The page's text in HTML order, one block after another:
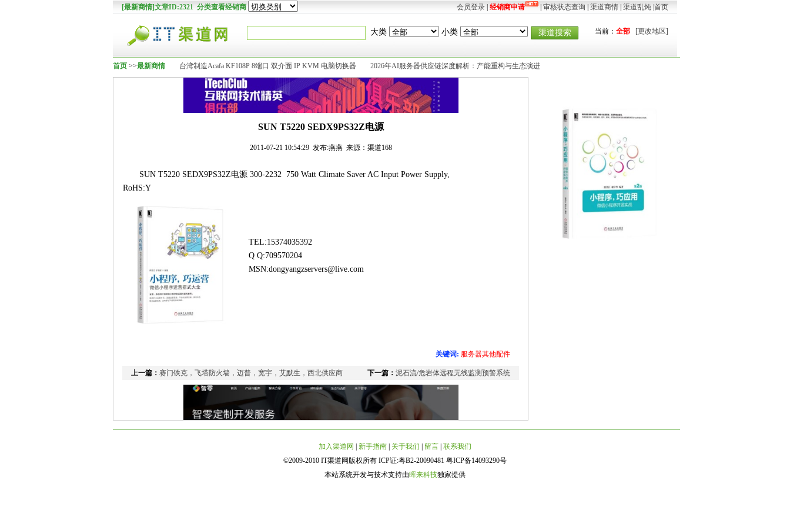
[最新商情]文章ID:2321 分类查看经销商 会员登录 经销商申请 审核状态查询 渠道商情 渠道乱炖 首页
大类 小类 渠道搜索 当前： 全部 [更改地区]
首页 >>最新商情 台湾制造Acafa KF108P 8端口 双介面 IP KVM 电脑切换器 2026年AI服务器供应链深度解析：产能重构与生态演进
SUN T5220 SEDX9PS32Z电源
2011-07-21 10:54:29 发布:燕燕 来源：渠道168
SUN T5220 SEDX9PS32Z电源 300-2232 750 Watt Climate Saver AC Input Power Supply,
RoHS:Y
TEL:15374035392
Q Q:709570204
MSN:dongyangzservers@live.com
关键词: 服务器其他配件
上一篇： 赛门铁克，飞塔防火墙，迈普，宽宇，艾默生，西北供应商 下一篇： 泥石流/危岩体远程无线监测预警系统
加入渠道网 新手指南 关于我们 留言 联系我们
©2009-2010 IT渠道网版权所有 ICP证:粤B2-20090481 粤ICP备14093290号
本站系统开发与技术支持由晖来科技独家提供